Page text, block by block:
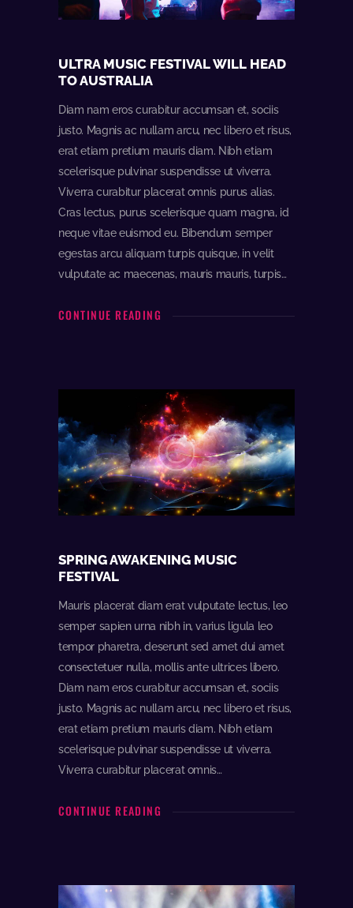
ULTRA MUSIC FESTIVAL WILL HEAD
TO AUSTRALIA
Diam nam eros curabitur accumsan et, sociis
justo. Magnis ac nullam arcu, nec libero et risus,
erat etiam pretium mauris diam. Nibh etiam
scelerisque pulvinar suspendisse ut viverra.
Viverra curabitur placerat omnis purus alias.
Cras lectus, purus scelerisque quam magna, id
neque vitae euismod eu. Bibendum semper
egestas arcu aliquam turpis quisque, in velit
vulputate ac maecenas, mauris mauris, turpis…
CONTINUE READING
SPRING AWAKENING MUSIC
FESTIVAL
Mauris placerat diam erat vulputate lectus, leo
semper sapien urna nibh in, varius ligula leo
tempor pharetra, deserunt sed amet dui amet
consectetuer nulla, mollis ante ultrices libero.
Diam nam eros curabitur accumsan et, sociis
justo. Magnis ac nullam arcu, nec libero et risus,
erat etiam pretium mauris diam. Nibh etiam
scelerisque pulvinar suspendisse ut viverra.
Viverra curabitur placerat omnis…
CONTINUE READING